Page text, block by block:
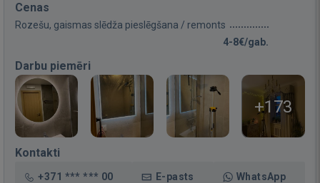
Cenas
Rozešu, gaismas slēdža pieslēgšana / remonts
4-8€/gab.
Darbu piemēri
+173
Kontakti
+371 *** *** 00 E-pasts WhatsApp